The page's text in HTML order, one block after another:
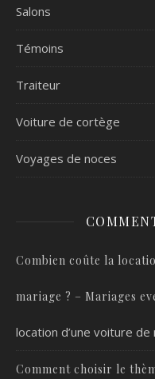
Salons
Témoins
Traiteur
Voiture de cortège
Voyages de noces
Combien coûte la
mariage ? – Mariages
location d’une voiture de
Comment choisir le